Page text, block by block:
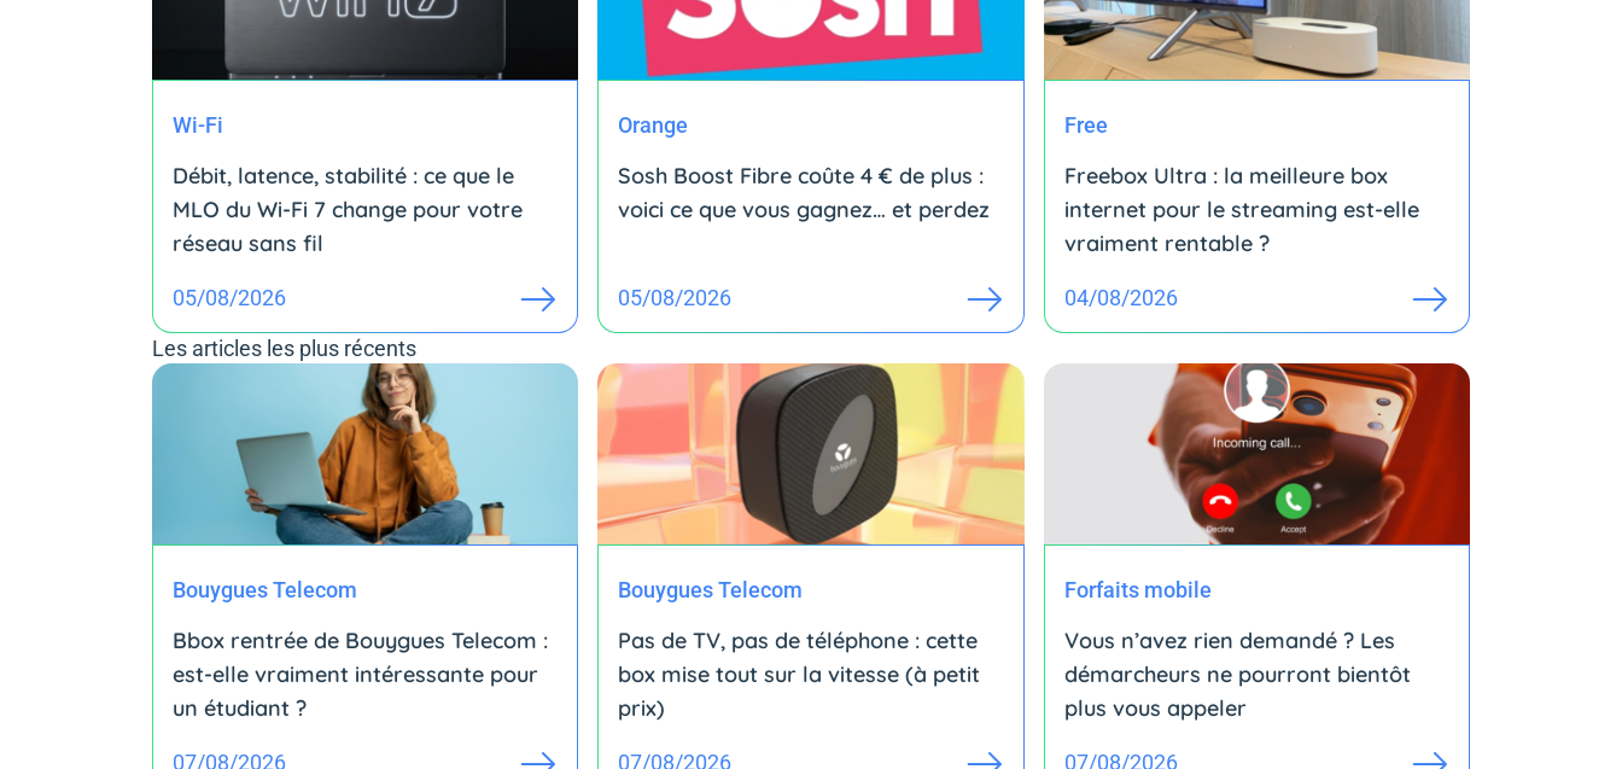
Wi-Fi
Débit, latence, stabilité : ce que le
MLO du Wi-Fi 7 change pour votre
réseau sans fil
05/08/2026
Orange
Sosh Boost Fibre coûte 4 € de plus :
voici ce que vous gagnez… et perdez
05/08/2026
Free
Freebox Ultra : la meilleure box
internet pour le streaming est-elle
vraiment rentable ?
04/08/2026
Les articles les plus récents
Bouygues Telecom
Bbox rentrée de Bouygues Telecom :
est-elle vraiment intéressante pour
un étudiant ?
07/08/2026
Bouygues Telecom
Pas de TV, pas de téléphone : cette
box mise tout sur la vitesse (à petit
prix)
07/08/2026
Forfaits mobile
Vous n’avez rien demandé ? Les
démarcheurs ne pourront bientôt
plus vous appeler
07/08/2026